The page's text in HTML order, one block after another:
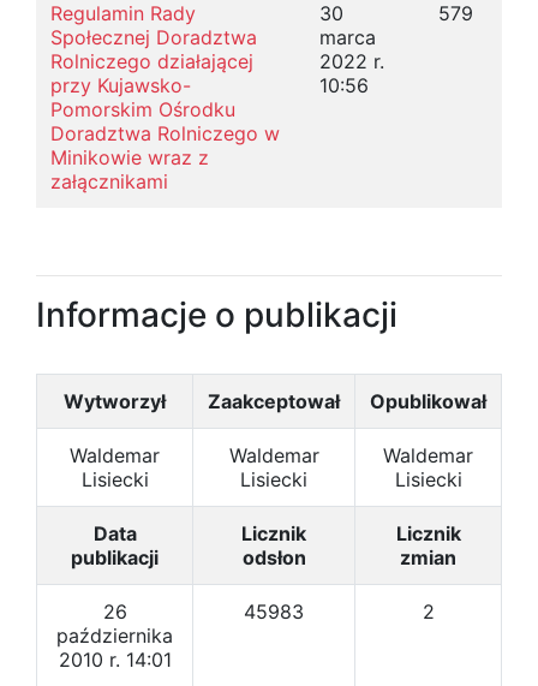
Regulamin Rady
Społecznej Doradztwa
Rolniczego działającej
przy Kujawsko-
Pomorskim Ośrodku
Doradztwa Rolniczego w
Minikowie wraz z
załącznikami
30
marca
2022 r.
10:56
579
Informacje o publikacji
Wytworzył Zaakceptował Opublikował
Waldemar
Lisiecki
Waldemar
Lisiecki
Waldemar
Lisiecki
Data
publikacji
Licznik
odsłon
Licznik
zmian
26
października
2010 r. 14:01
45983 2